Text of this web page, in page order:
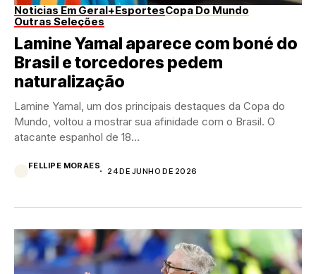
Noticias Em Geral+EsportesCopa Do Mundo
Outras Seleções
Lamine Yamal aparece com boné do
Brasil e torcedores pedem
naturalização
Lamine Yamal, um dos principais destaques da Copa do
Mundo, voltou a mostrar sua afinidade com o Brasil. O
atacante espanhol de 18...
FELLIPE MORAES
24 DE JUNHO DE 2026